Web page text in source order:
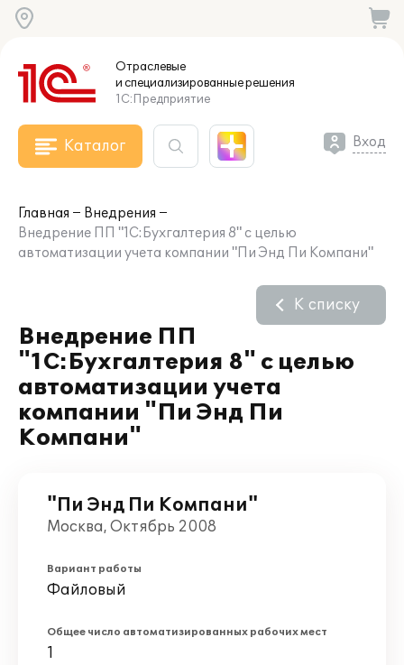
Отраслевые
и специализированныерешения
1С:Предприятие
Каталог Вход
Главная
Внедрения
Внедрение ПП "1С:Бухгалтерия 8" с целью
автоматизации учета компании "Пи Энд Пи Компани"
Внедрение ПП
"1С:Бухгалтерия 8" с целью
автоматизации учета
компании "Пи Энд Пи
Компани"
К списку
"Пи Энд Пи Компани"
Москва, Октябрь 2008
Вариант работы
Файловый
Общее число автоматизированных рабочих мест
1